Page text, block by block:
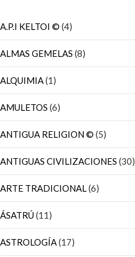
A.P.I KELTOI © (4)
ALMAS GEMELAS (8)
ALQUIMIA(1)
AMULETOS (6)
ANTIGUA RELIGION © (5)
ANTIGUAS CIVILIZACIONES (30)
ARTE TRADICIONAL(6)
ÁSATRÚ(11)
ASTROLOGÍA(17)